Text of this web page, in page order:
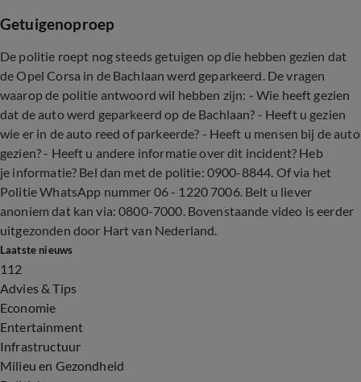
Getuigenoproep
De politie roept nog steeds getuigen op die hebben gezien dat
de Opel Corsa in de Bachlaan werd geparkeerd. De vragen
waarop de politie antwoord wil hebben zijn: - Wie heeft gezien
dat de auto werd geparkeerd op de Bachlaan? - Heeft u gezien
wie er in de auto reed of parkeerde? - Heeft u mensen bij de auto
gezien? - Heeft u andere informatie over dit incident? Heb
je informatie? Bel dan met de politie: 0900-8844. Of via het
Politie WhatsApp nummer 06 - 1220 7006. Belt u liever
anoniem dat kan via: 0800-7000. Bovenstaande video is eerder
uitgezonden door Hart van Nederland.
Laatste nieuws
112
Advies & Tips
Economie
Entertainment
Infrastructuur
Milieu en Gezondheid